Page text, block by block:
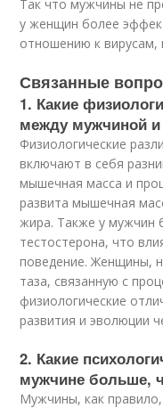
Так что мужчины не
у женщин более
отношению к
Связанные
1. Какие
между мужчиной
Физиологические
включают в себя
мышечная масса и
развита мышечная
жира. Также у мужчин
тестостерона, что
поведение. Женщины,
таза, связанную с
физиологические
развития и эволюции
2. Какие
мужчине больше,
Мужчины, как